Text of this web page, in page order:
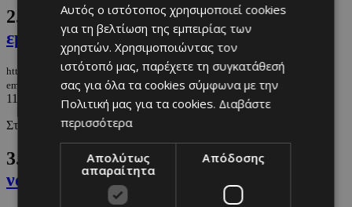
2.
Prime Steakhouse: Υπερπολυτελής
εμπειρία γεύσεων
https://m.must.com.cy/gr/culture/promo/prime-steakhouse-yperpolytelis-
empeiria-geyseon
11/06/2024|PROMO
Στη νέα άφιξη της Λεμεσού.
3.
Συνταγές για 5 ζεστά ροφήματα ώστε
να νικήσετε το κρύο
Αυτός ο ιστότοπος χρησιμοποιεί cookies
για τη βελτίωση της εμπειρίας των
χρηστών. Χρησιμοποιώντας τον
ιστότοπό μας, παρέχετε τη συγκατάθεσή
σας για όλα τα cookies σύμφωνα με την
Πολιτική μας για τα cookies. Διαβάστε
περισσότερα
Απολύτως
απαραίτητα
Απόδοσης